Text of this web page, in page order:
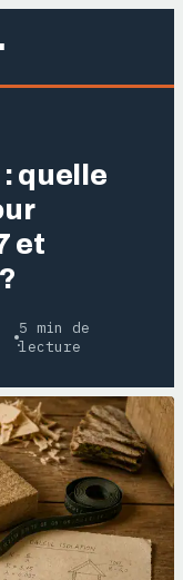
quelle
et
·
5 min de
lecture